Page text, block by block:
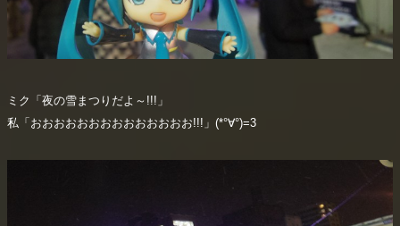
ミク「夜の雪まつりだよ～!!!」
私「おおおおおおおおおおおおおお!!!」(*°∀°)=3